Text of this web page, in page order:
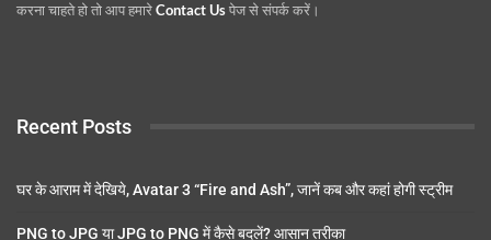
करना चाहते हो तो आप हमारेContact Usपेज से संपर्क करें।
Recent Posts
घर के आराम में देखिये, Avatar 3 “Fire and Ash”, जानें कब और कहां होगी स्ट्रीम
PNG to JPG या JPG to PNG में कैसे बदलें? आसान तरीका